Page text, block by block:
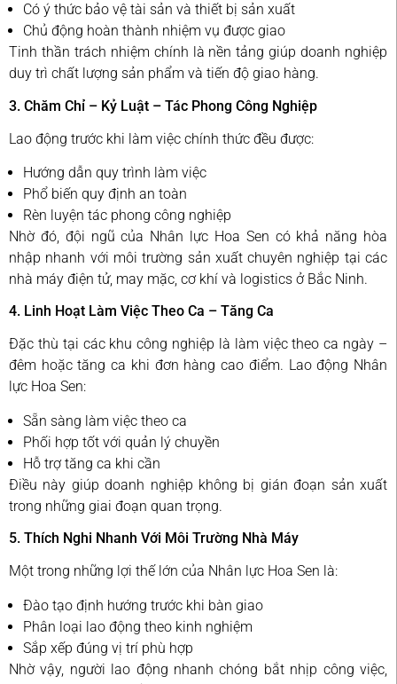
Có ý thức bảo vệ tài sản và thiết bị sản xuất
Chủ động hoàn thành nhiệm vụ được giao
Tinh thần trách nhiệm chính là nền tảng giúp doanh nghiệp
duy trì chất lượng sản phẩm và tiến độ giao hàng.
3. Chăm Chỉ – Kỷ Luật – Tác Phong Công Nghiệp
Lao động trước khi làm việc chính thức đều được:
Hướng dẫn quy trình làm việc
Phổ biến quy định an toàn
Rèn luyện tác phong công nghiệp
Nhờ đó, đội ngũ của Nhân lực Hoa Sen có khả năng hòa
nhập nhanh với môi trường sản xuất chuyên nghiệp tại các
nhà máy điện tử, may mặc, cơ khí và logistics ở Bắc Ninh.
4. Linh Hoạt Làm Việc Theo Ca – Tăng Ca
Đặc thù tại các khu công nghiệp là làm việc theo ca ngày –
đêm hoặc tăng ca khi đơn hàng cao điểm. Lao động Nhân
lực Hoa Sen:
Sẵn sàng làm việc theo ca
Phối hợp tốt với quản lý chuyền
Hỗ trợ tăng ca khi cần
Điều này giúp doanh nghiệp không bị gián đoạn sản xuất
trong những giai đoạn quan trọng.
5. Thích Nghi Nhanh Với Môi Trường Nhà Máy
Một trong những lợi thế lớn của Nhân lực Hoa Sen là:
Đào tạo định hướng trước khi bàn giao
Phân loại lao động theo kinh nghiệm
Sắp xếp đúng vị trí phù hợp
Nhờ vậy, người lao động nhanh chóng bắt nhịp công việc,